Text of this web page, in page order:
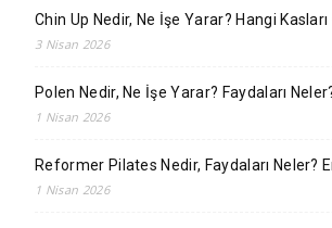
Chin Up Nedir, Ne İşe Yarar? Hangi Kasları
3 Nisan 2026
Polen Nedir, Ne İşe Yarar? Faydaları
1 Nisan 2026
Reformer Pilates Nedir, Faydaları Neler?
1 Nisan 2026